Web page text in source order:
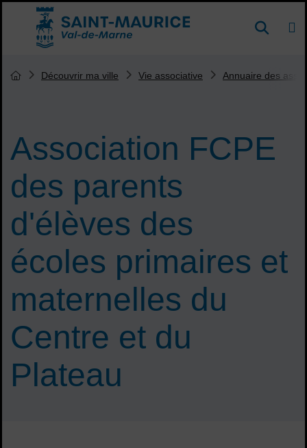
Menu de raccourcis
Accueil ville de Saint-Maurice DE
Association FCPE
des parents
d'élèves des
écoles primaires et
maternelles du
Centre et du
Plateau
Vous êtes ici :
Page d'accueil du site
Découvrir ma ville Vie associative Annuaire des